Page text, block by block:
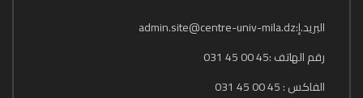
البريد.إ:admin.site@centre-univ-mila.dz
رقم الهاتف :45 00 45 031
الفاكس : 45 00 45 031